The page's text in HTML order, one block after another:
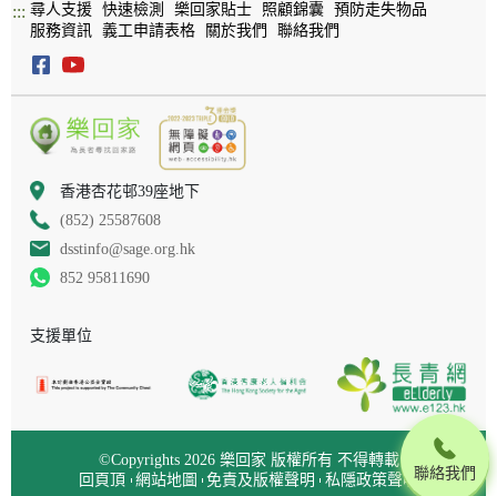
聯絡我們
::: 尋人支援 快速檢測 樂回家貼士 照顧錦囊
預防走失物品
服務資訊
義工申請表格 關於我們 聯絡我們
香港杏花邨39座地下
(852) 25587608
dsstinfo@sage.org.hk
852 95811690
支援單位
©Copyrights 2026 樂回家 版權所有 不得轉載
回頁頂
網站地圖 免責及版權聲明 私隱政策聲明